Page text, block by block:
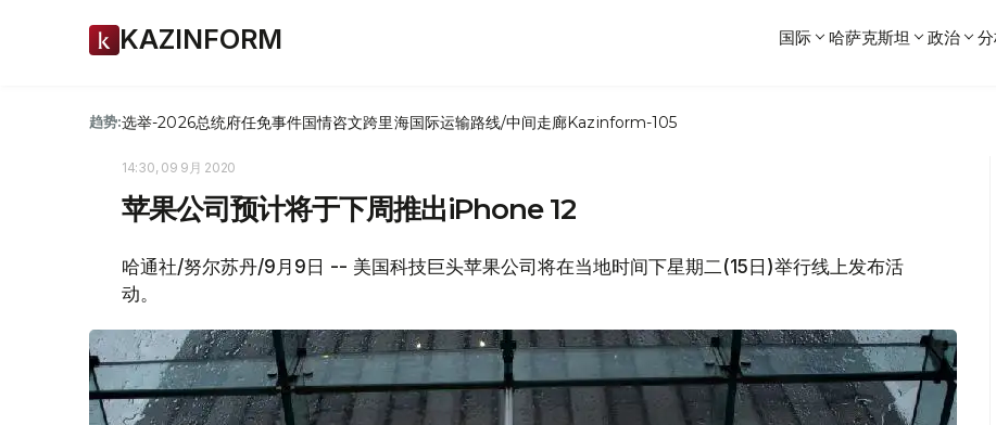
KAZINFORM 国际 哈萨克斯坦 政治
趋势:选举-2026总统府任免事件国情咨文跨里海国际运输路线/中间走廊Kazinform-105
14:30, 09 9月 2020
苹果公司预计将于下周推出iPhone 12
哈通社/努尔苏丹/9月9日 -- 美国科技巨头苹果公司将在当地时间下星期二(15日)举行线上发布活
动。